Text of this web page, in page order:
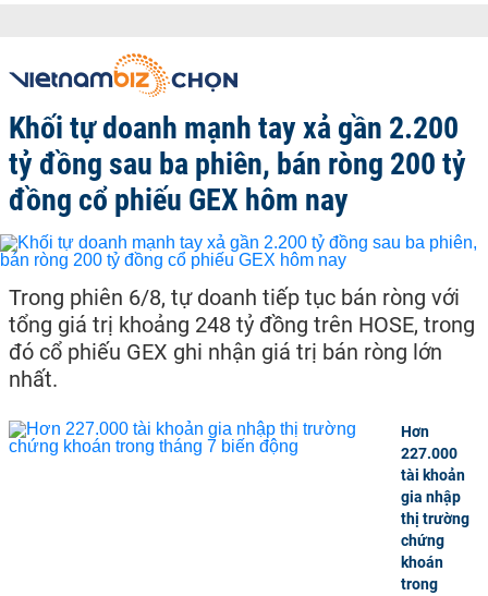
Khối tự doanh mạnh tay xả gần 2.200
tỷ đồng sau ba phiên, bán ròng 200 tỷ
đồng cổ phiếu GEX hôm nay
Trong phiên 6/8, tự doanh tiếp tục bán ròng với
tổng giá trị khoảng 248 tỷ đồng trên HOSE, trong
đó cổ phiếu GEX ghi nhận giá trị bán ròng lớn
nhất.
Hơn
227.000
tài khoản
gia nhập
thị trường
chứng
khoán
trong